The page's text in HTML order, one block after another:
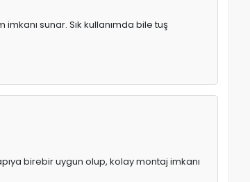
sunar. Sık kullanımda bile tuş
birebir uygun olup, kolay montaj imkanı